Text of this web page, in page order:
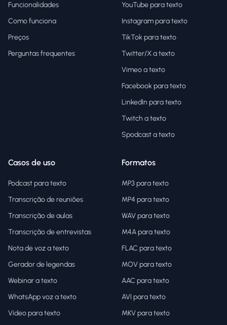
Funcionalidades
Como funciona
Preços
Perguntas frequentes
YouTube para texto
Instagram para texto
TikTok para texto
Twitter/X a texto
Vimeo a texto
Facebook para texto
LinkedIn para texto
Twitch a texto
Spodcast a texto
Casos de uso
Podcast para texto
Transcrição de reuniões
Transcrição de aulas
Transcrição de entrevistas
Nota de voz a texto
Gerador de legendas
Webinar a texto
WhatsApp voz a texto
Vídeo para texto
Formatos
MP3 para texto
MP4 para texto
WAV para texto
M4A para texto
FLAC para texto
MOV para texto
AAC para texto
AVI para texto
MKV para texto